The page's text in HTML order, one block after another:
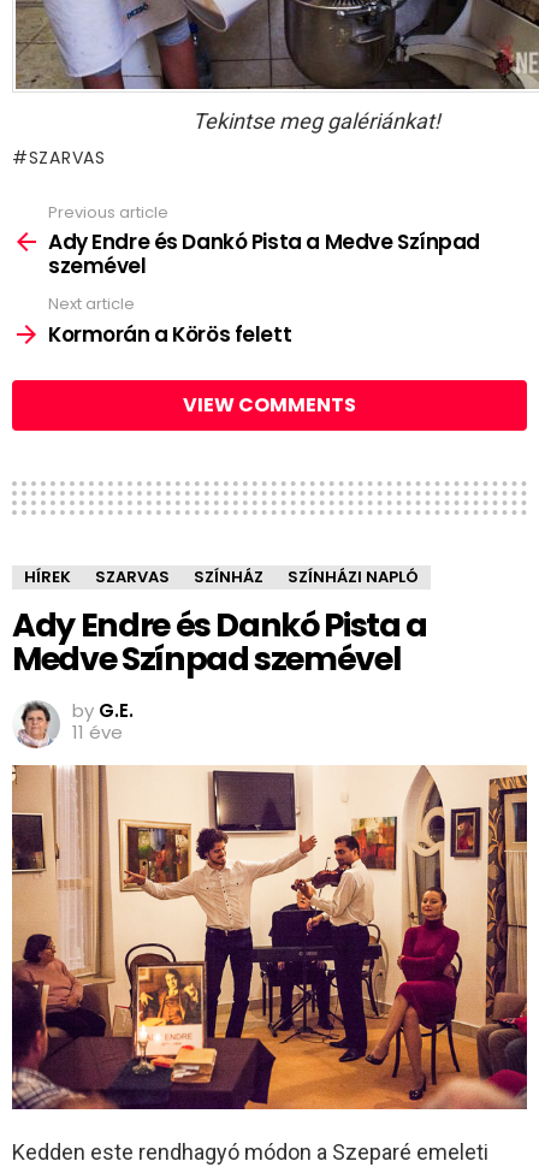
Tekintse meg galériánkat!
SZARVAS
more
Previous article
Ady Endre és Dankó Pista a Medve Színpad
szemével
Next article
Kormorán a Körös felett
VIEW COMMENTS
HÍREK SZARVAS SZÍNHÁZ SZÍNHÁZI NAPLÓ
Ady Endre és Dankó Pista a
Medve Színpad szemével
by G.E.
11 éve
Kedden este rendhagyó módon a Szeparé emeleti